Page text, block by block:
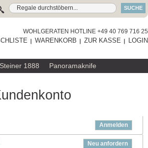
SUCHE
WOHLGERATEN HOTLINE +49 40 769 716 25
WARENKORB ZUR KASSE LOGIN
Steiner 1888 Panoramaknife
Anmelden
Neu anfordern